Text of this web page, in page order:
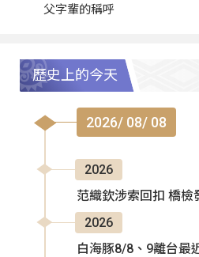
父字輩的稱呼
歷史上的今天
2026/ 08/ 08
2026
范織欽涉索回扣 橋
2026
白海豚8/8、9離台最